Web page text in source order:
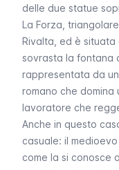
delle due statue
La Forza,
Rivalta, ed è
sovrasta la fontana
rappresentata da
romano che domina
lavoratore che
Anche in questo
casuale: il medioevo
come la si conosce